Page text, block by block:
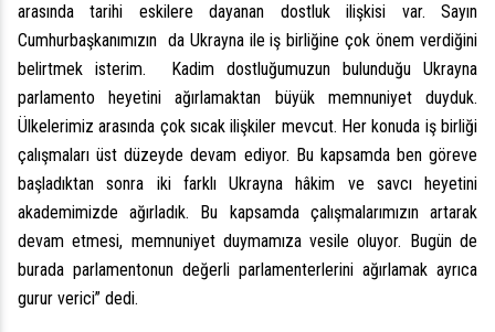
arasında tarihi eskilere dayanan dostluk ilişkisi var. Sayın
Cumhurbaşkanımızın da Ukrayna ile iş birliğine çok önem verdiğini
belirtmek isterim. Kadim dostluğumuzun bulunduğu Ukrayna
parlamento heyetini ağırlamaktan büyük memnuniyet duyduk.
Ülkelerimiz arasında çok sıcak ilişkiler mevcut. Her konuda iş birliği
çalışmaları üst düzeyde devam ediyor. Bu kapsamda ben göreve
başladıktan sonra iki farklı Ukrayna hâkim ve savcı heyetini
akademimizde ağırladık. Bu kapsamda çalışmalarımızın artarak
devam etmesi, memnuniyet duymamıza vesile oluyor. Bugün de
burada parlamentonun değerli parlamenterlerini ağırlamak ayrıca
gurur verici” dedi.